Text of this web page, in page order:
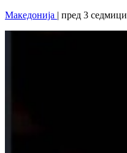
Македонија | пред 3 седмици